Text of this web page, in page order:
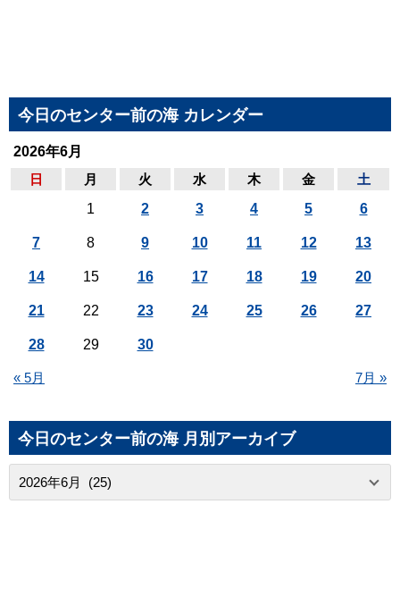
今日のセンター前の海 カレンダー
2026年6月
日
月 火 水 木 金 土
« 5月 7月 »
1 2 3 4 5 6
7 8 9 10 11 12 13
14 15 16 17 18 19 20
21 22 23 24 25 26 27
28 29 30
今日のセンター前の海 月別アーカイブ